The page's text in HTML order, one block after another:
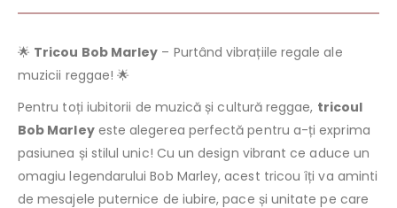
🌟 Tricou Bob Marley – Purtând vibrațiile regale ale
muzicii reggae! 🌟
Pentru toți iubitorii de muzică și cultură reggae, tricoul
Bob Marleyeste alegerea perfectă pentru a-ți exprima
pasiunea și stilul unic! Cu un design vibrant ce aduce un
omagiu legendarului Bob Marley, acest tricou îți va aminti
de mesajele puternice de iubire, pace și unitate pe care